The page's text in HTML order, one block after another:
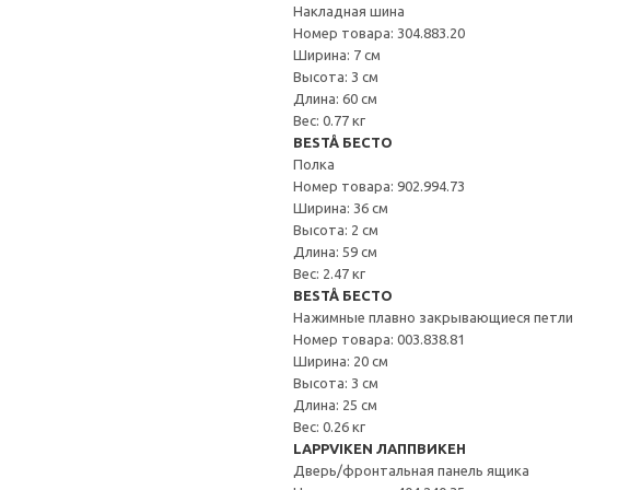
Накладная шина
Номер товара: 304.883.20
Ширина: 7 см
Высота: 3 см
Длина: 60 см
Вес: 0.77 кг
BESTÅ БЕСТО
Полка
Номер товара: 902.994.73
Ширина: 36 см
Высота: 2 см
Длина: 59 см
Вес: 2.47 кг
BESTÅ БЕСТО
Нажимные плавно закрывающиеся петли
Номер товара: 003.838.81
Ширина: 20 см
Высота: 3 см
Длина: 25 см
Вес: 0.26 кг
LAPPVIKEN ЛАППВИКЕН
Дверь/фронтальная панель ящика